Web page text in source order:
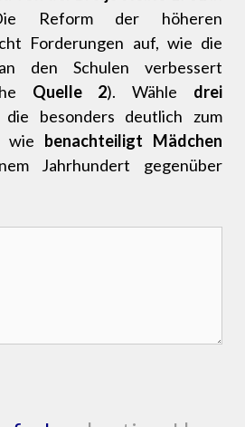
Reform der höheren
Forderungen auf, wie die
den Schulen verbessert
Quelle 2). Wähle drei
die besonders deutlich zum
wie benachteiligt Mädchen
Jahrhundert gegenüber